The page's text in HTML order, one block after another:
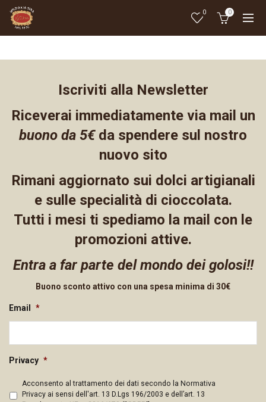
0 0
Iscriviti alla Newsletter
Riceverai immediatamente via mail un
buono da 5€da spendere sul nostro
nuovo sito
Rimani aggiornato sui dolci artigianali
e sulle specialità di cioccolata.
Tutti i mesi ti spediamo la mail con le
promozioni attive.
Entra a far parte del mondo dei golosi!!
Buono sconto attivo con una spesa minima di 30€
Email *
Privacy *
Acconsento al trattamento dei dati secondo la Normativa
Privacy ai sensi dell'art. 13 D.Lgs 196/2003 e dell’art. 13